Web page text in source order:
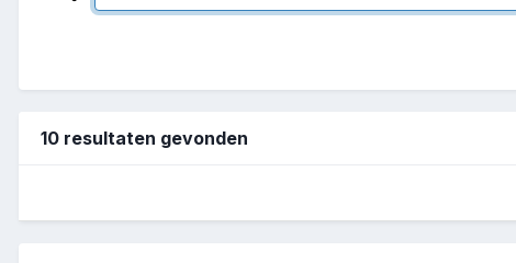
10 resultaten gevonden